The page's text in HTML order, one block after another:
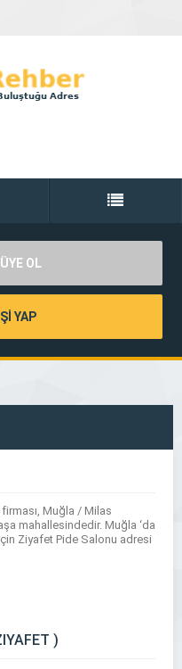
OL
YAP
Muğla / Milas
mahallesindedir. Muğla ‘da
Ziyafet Pide Salonu adresi
)